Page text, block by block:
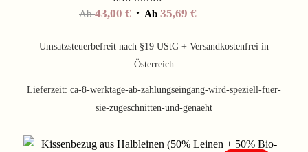
Ab43,00€ Ab 35,69 €
Umsatzsteuerbefreit nach §19 UStG + Versandkostenfrei in
Österreich
Lieferzeit: ca-8-werktage-ab-zahlungseingang-wird-speziell-fuer-
sie-zugeschnitten-und-genaeht